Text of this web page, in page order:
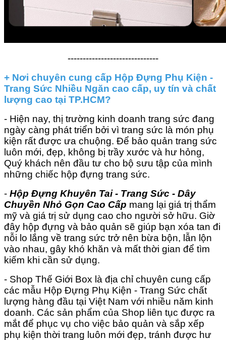
------------------------------
+ Nơi chuyên cung cấp Hộp Đựng Phụ Kiện -
Trang Sức Nhiều Ngăn cao cấp, uy tín và chất
lượng cao tại TP.HCM?
- Hiện nay, thị trường kinh doanh trang sức đang
ngày càng phát triển bởi vì trang sức là món phụ
kiện rất được ưa chuộng. Để bảo quản trang sức
luôn mới, đẹp, không bị trầy xước và hư hỏng,
Quý khách nên đầu tư cho bộ sưu tập của mình
những chiếc hộp đựng trang sức.
- Hộp Đựng Khuyên Tai - Trang Sức - Dây
Chuyền Nhỏ Gọn Cao Cấp mang lại giá trị thẩm
mỹ và giá trị sử dụng cao cho người sở hữu. Giờ
đây hộp đựng và bảo quản sẽ giúp bạn xóa tan đi
nỗi lo lắng về trang sức trở nên bừa bộn, lẫn lộn
vào nhau, gây khó khăn và mất thời gian để tìm
kiếm khi cần sử dụng.
- Shop Thế Giới Box là địa chỉ chuyên cung cấp
các mẫu Hộp Đựng Phụ Kiện - Trang Sức chất
lượng hàng đầu tại Việt Nam với nhiều năm kinh
doanh. Các sản phẩm của Shop liên tục được ra
mắt để phục vụ cho việc bảo quản và sắp xếp
phụ kiện thời trang luôn mới đẹp, tránh được hư